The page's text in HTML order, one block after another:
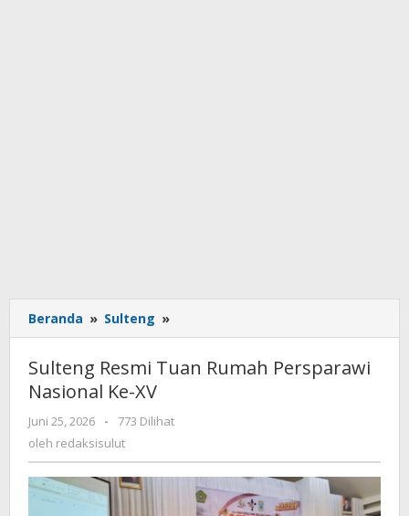
Beranda » Sulteng »
Resmi
Rumah
Sulteng Resmi Tuan Rumah Persparawi
Nasional Ke-XV
Juni 25, 2026
oleh
redaksisulut
-
773 Dilihat
oleh redaksisulut